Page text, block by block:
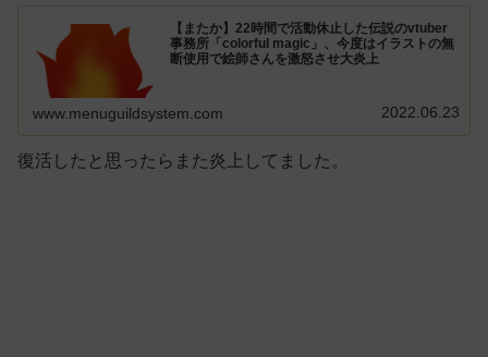
【またか】22時間で活動休止した伝説のvtuber
事務所「colorful magic」、今度はイラストの無
断使用で絵師さんを激怒させ大炎上
www.menuguildsystem.com 2022.06.23
復活したと思ったらまた炎上してました。